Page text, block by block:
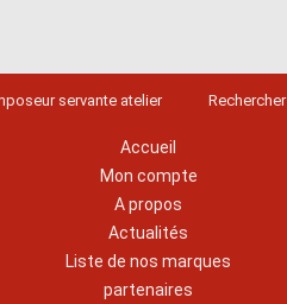
servante atelier Rechercher
Accueil
Mon compte
A propos
Actualités
Liste de nos marques
partenaires